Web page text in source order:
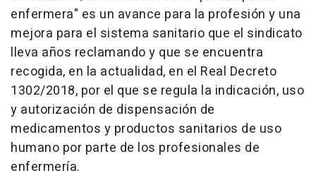
enfermera" es un avance para la profesión y una
mejora para el sistema sanitario que el sindicato
lleva años reclamando y que se encuentra
recogida, en la actualidad, en el Real Decreto
1302/2018, por el que se regula la indicación, uso
y autorización de dispensación de
medicamentos y productos sanitarios de uso
humano por parte de los profesionales de
enfermería.